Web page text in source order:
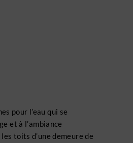
pour l’eau qui se
et à l’ambiance
toits d’une demeure de